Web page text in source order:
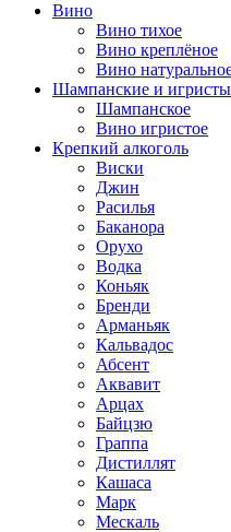
Вино
Вино тихое
Вино креплёное
Вино
Шампанские и
Шампанское
Вино игристое
Крепкий алкоголь
Виски
Джин
Расилья
Баканора
Орухо
Водка
Коньяк
Бренди
Арманьяк
Кальвадос
Абсент
Аквавит
Арцах
Байцзю
Граппа
Дистиллят
Кашаса
Марк
Мескаль